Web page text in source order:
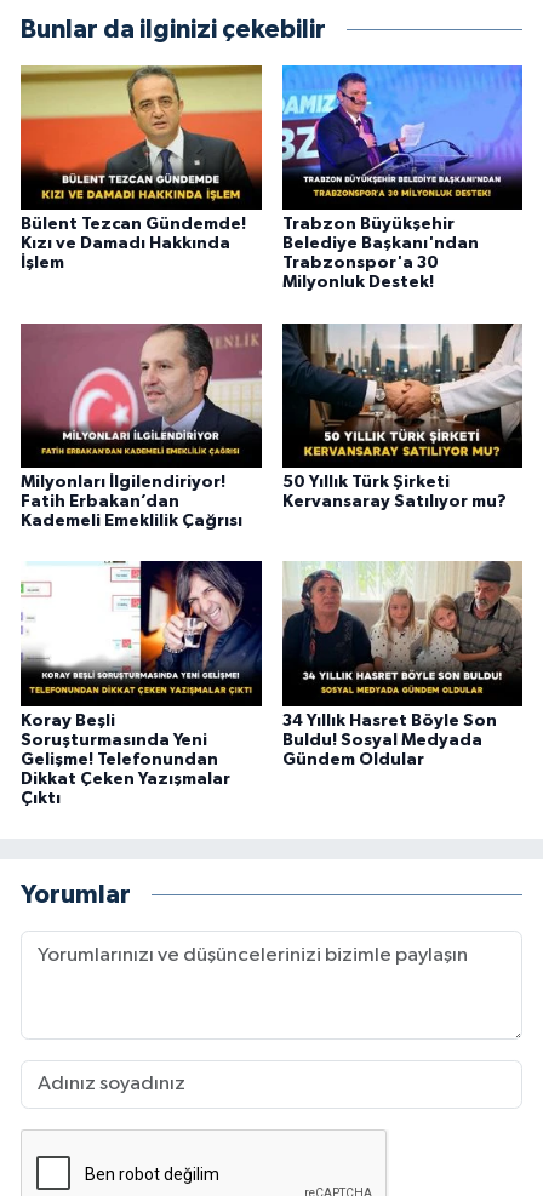
Bunlar da ilginizi çekebilir
Bülent Tezcan Gündemde!
Kızı ve Damadı Hakkında
İşlem
Trabzon Büyükşehir
Belediye Başkanı'ndan
Trabzonspor'a 30
Milyonluk Destek!
Milyonları İlgilendiriyor!
Fatih Erbakan’dan
Kademeli Emeklilik Çağrısı
50 Yıllık Türk Şirketi
Kervansaray Satılıyor mu?
Koray Beşli
Soruşturmasında Yeni
Gelişme! Telefonundan
Dikkat Çeken Yazışmalar
Çıktı
34 Yıllık Hasret Böyle Son
Buldu! Sosyal Medyada
Gündem Oldular
Yorumlar